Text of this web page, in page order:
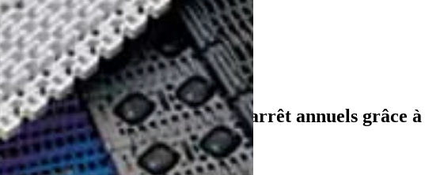
de 36 heures ses temps d'arrêt annuels grâce